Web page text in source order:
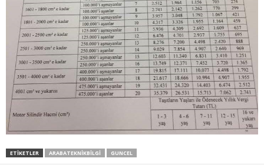
ETIKETLER ARABATEKNIKBILGI GUNCEL